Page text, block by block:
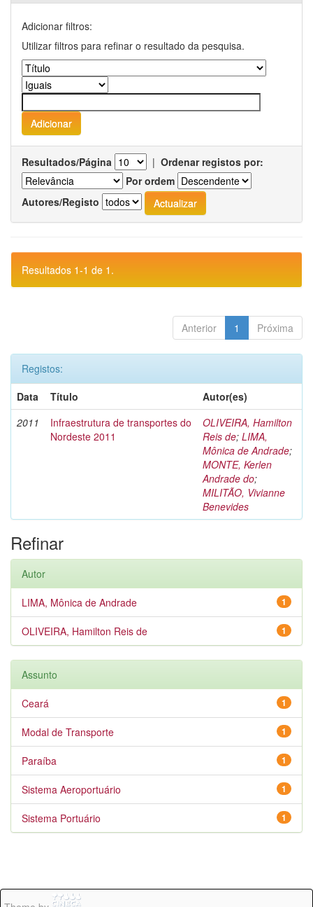
Adicionar filtros:
Utilizar filtros para refinar o resultado da pesquisa.
Resultados/Página | Ordenar registos por:
Por ordem
Autores/Registo
Resultados 1-1 de 1.
Anterior 1 Próxima
Registos:
Data
Título
Autor(es)
2011
Infraestrutura de transportes do
Nordeste 2011
OLIVEIRA, Hamilton
Reis de; LIMA,
Mônica de Andrade;
MONTE, Kerlen
Andrade do;
MILITÃO, Vivianne
Benevides
Refinar
Autor
1
LIMA, Mônica de Andrade
1
OLIVEIRA, Hamilton Reis de
Assunto
1
Ceará
1
Modal de Transporte
1
Paraíba
1
Sistema Aeroportuário
1
Sistema Portuário